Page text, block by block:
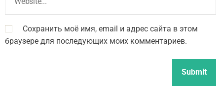
Сохранить моё имя, email и адрес сайта в этом
браузере для последующих моих комментариев.